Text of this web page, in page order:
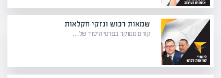
שמאות רכוש ונזקי חקלאות
קורס ממוקד בפרטי היסוד של…